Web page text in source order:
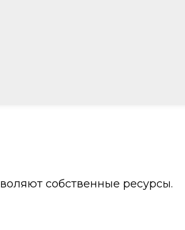
собственные ресурсы.